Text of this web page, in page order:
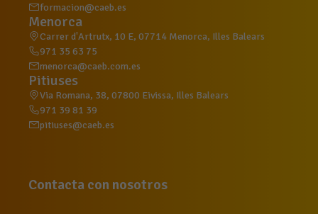
formacion@caeb.es
Menorca
Carrer d'Artrutx, 10 E, 07714 Menorca, Illes Balears
971 35 63 75
menorca@caeb.com.es
Pitiuses
Via Romana, 38, 07800 Eivissa, Illes Balears
971 39 81 39
pitiuses@caeb.es
Contacta con nosotros